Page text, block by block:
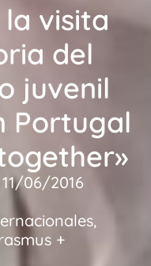
visita
del
juvenil
Portugal
11/06/2016
,
+